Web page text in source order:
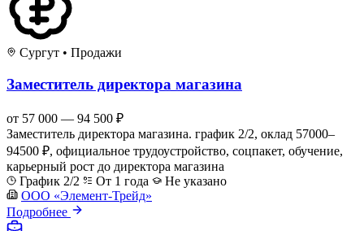
Сургут • Продажи
Заместитель директора магазина
от 57 000 — 94 500 ₽
Заместитель директора магазина. график 2/2, оклад 57000–
94500 ₽, официальное трудоустройство, соцпакет, обучение,
карьерный рост до директора магазина
График 2/2
От 1 года
Не указано
ООО «Элемент-Трейд»
Подробнее